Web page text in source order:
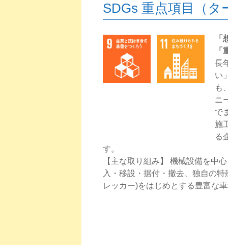
SDGs 重点項目（タ
「
「
長
い
も
ニ
で
施
る
す。
【主な取り組み】 機械設備を中
入・移設・据付・撤去、独自の
レッカー)をはじめとする豊富な